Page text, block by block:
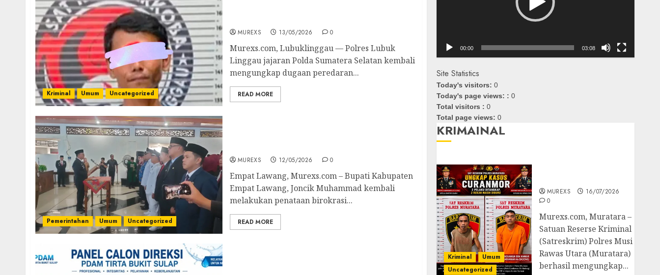
Kriminal Umum Uncategorized
MUREXS 13/05/2026 0
Murexs.com, Lubuklinggau — Polres Lubuk
Linggau jajaran Polda Sumatera Selatan kembali
mengungkap dugaan peredaran...
READ MORE
Pemerintahan Umum Uncategorized
MUREXS 12/05/2026 0
Empat Lawang, Murexs.com – Bupati Kabupaten
Empat Lawang, Joncik Muhammad kembali
melakukan penataan birokrasi...
READ MORE
00:00 03:08
Site Statistics
Today's visitors: 0
Today's page views: : 0
Total visitors : 0
Total page views: 0
KRIMAINAL
Kriminal
Umum
Uncategorized
MUREXS
16/07/2026
0
Murexs.com, Muratara –
Satuan Reserse Kriminal
(Satreskrim) Polres Musi
Rawas Utara (Muratara)
berhasil mengungkap...